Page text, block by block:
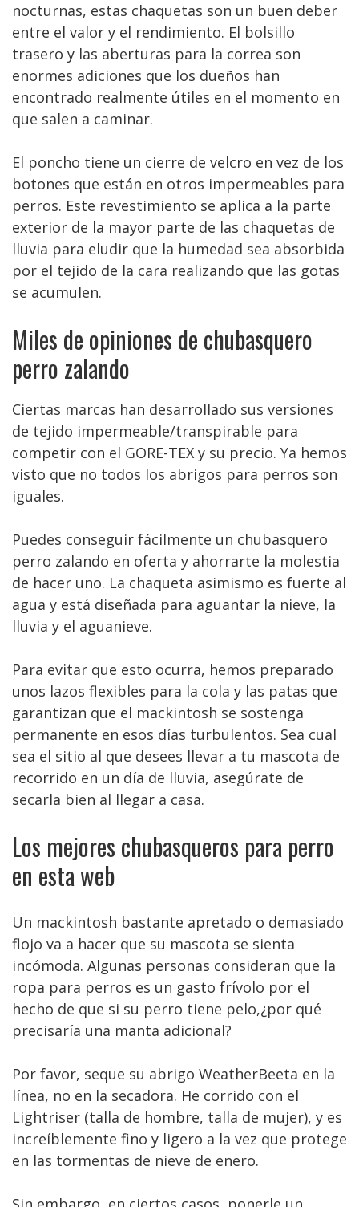
nocturnas, estas chaquetas son un buen deber
entre el valor y el rendimiento. El bolsillo
trasero y las aberturas para la correa son
enormes adiciones que los dueños han
encontrado realmente útiles en el momento en
que salen a caminar.
El poncho tiene un cierre de velcro en vez de los
botones que están en otros impermeables para
perros. Este revestimiento se aplica a la parte
exterior de la mayor parte de las chaquetas de
lluvia para eludir que la humedad sea absorbida
por el tejido de la cara realizando que las gotas
se acumulen.
Miles de opiniones de chubasquero
perro zalando
Ciertas marcas han desarrollado sus versiones
de tejido impermeable/transpirable para
competir con el GORE-TEX y su precio. Ya hemos
visto que no todos los abrigos para perros son
iguales.
Puedes conseguir fácilmente un chubasquero
perro zalando en oferta y ahorrarte la molestia
de hacer uno. La chaqueta asimismo es fuerte al
agua y está diseñada para aguantar la nieve, la
lluvia y el aguanieve.
Para evitar que esto ocurra, hemos preparado
unos lazos flexibles para la cola y las patas que
garantizan que el mackintosh se sostenga
permanente en esos días turbulentos. Sea cual
sea el sitio al que desees llevar a tu mascota de
recorrido en un día de lluvia, asegúrate de
secarla bien al llegar a casa.
Los mejores chubasqueros para perro
en esta web
Un mackintosh bastante apretado o demasiado
flojo va a hacer que su mascota se sienta
incómoda. Algunas personas consideran que la
ropa para perros es un gasto frívolo por el
hecho de que si su perro tiene pelo,¿por qué
precisaría una manta adicional?
Por favor, seque su abrigo WeatherBeeta en la
línea, no en la secadora. He corrido con el
Lightriser (talla de hombre, talla de mujer), y es
increíblemente fino y ligero a la vez que protege
en las tormentas de nieve de enero.